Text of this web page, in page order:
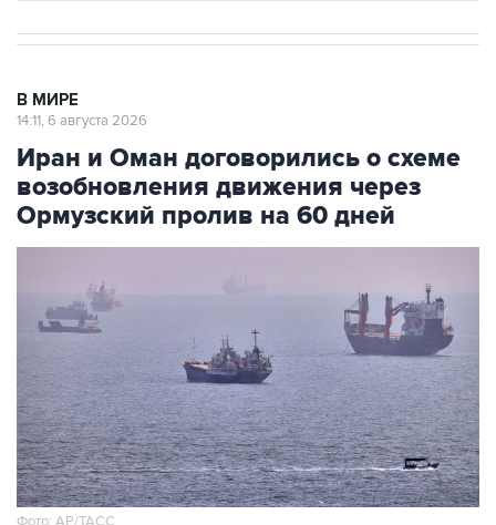
В МИРЕ
14:11, 6 августа 2026
Иран и Оман договорились о схеме
возобновления движения через
Ормузский пролив на 60 дней